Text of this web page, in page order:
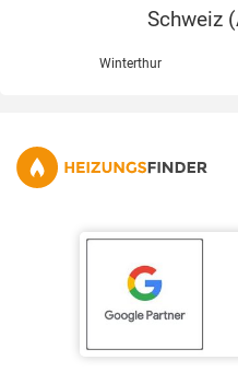
Schweiz (
Winterthur